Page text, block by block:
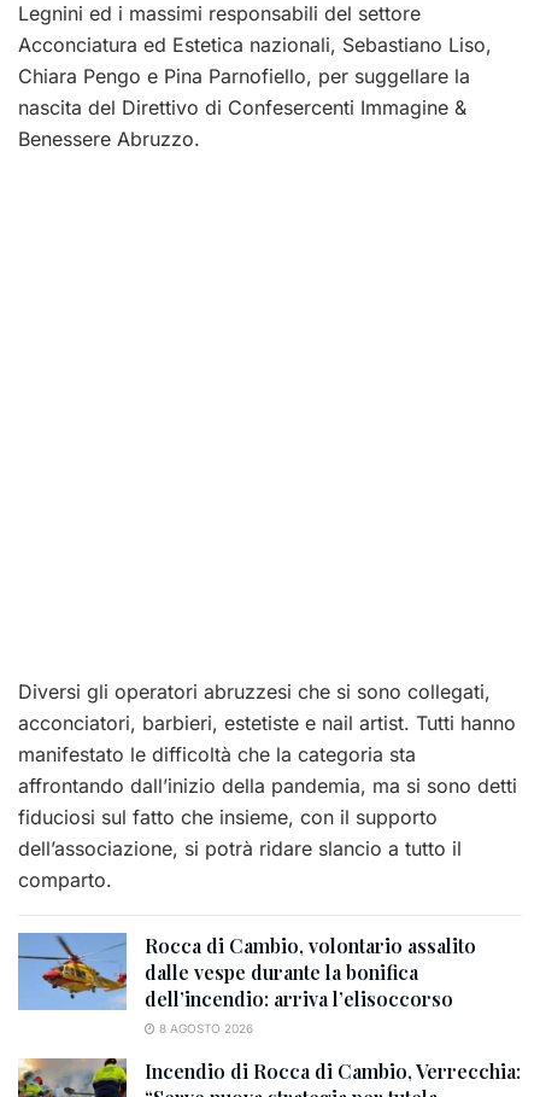
Legnini ed i massimi responsabili del settore
Acconciatura ed Estetica nazionali, Sebastiano Liso,
Chiara Pengo e Pina Parnofiello, per suggellare la
nascita del Direttivo di Confesercenti Immagine &
Benessere Abruzzo.
Diversi gli operatori abruzzesi che si sono collegati,
acconciatori, barbieri, estetiste e nail artist. Tutti hanno
manifestato le difficoltà che la categoria sta
affrontando dall’inizio della pandemia, ma si sono detti
fiduciosi sul fatto che insieme, con il supporto
dell’associazione, si potrà ridare slancio a tutto il
comparto.
Rocca di Cambio, volontario assalito
dalle vespe durante la bonifica
dell’incendio: arriva l’elisoccorso
8 AGOSTO 2026
Incendio di Rocca di Cambio, Verrecchia: